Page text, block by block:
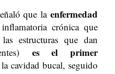
que la enfermedad
crónica que
estructuras que dan
es el primer
cavidad bucal, seguido